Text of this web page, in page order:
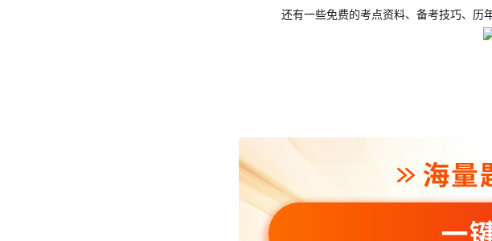
还有一些免费的考点资料、备考技巧、历
想要做题的小伙伴，还可以每日打卡人力
在备考中有些知识点的掌握如果不是太
备考事半功倍哟！快来预约吧！每天都有哟！